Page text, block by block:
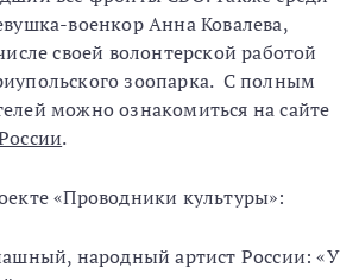
военкор Анна Ковалева,
своей волонтерской работой
зоопарка. С полным
можно ознакомиться на сайте
.
«Проводники культуры»:
народный артист России: «У